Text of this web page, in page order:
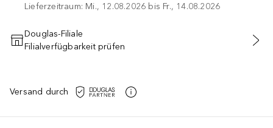
Lieferzeitraum: Mi., 12.08.2026 bis Fr., 14.08.2026
IN DEN WARENKORB
Douglas-Filiale
Filialverfügbarkeit prüfen
Versand durch